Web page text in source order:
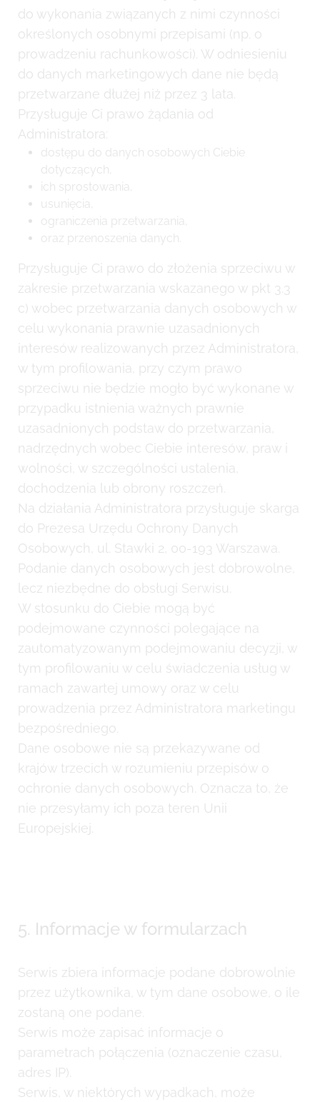
do wykonania związanych z nimi czynności
określonych osobnymi przepisami (np. o
prowadzeniu rachunkowości). W odniesieniu
do danych marketingowych dane nie będą
przetwarzane dłużej niż przez 3 lata.
Przysługuje Ci prawo żądania od
Administratora:
dostępu do danych osobowych Ciebie
dotyczących,
ich sprostowania,
usunięcia,
ograniczenia przetwarzania,
oraz przenoszenia danych.
Przysługuje Ci prawo do złożenia sprzeciwu w
zakresie przetwarzania wskazanego w pkt 3.3
c) wobec przetwarzania danych osobowych w
celu wykonania prawnie uzasadnionych
interesów realizowanych przez Administratora,
w tym profilowania, przy czym prawo
sprzeciwu nie będzie mogło być wykonane w
przypadku istnienia ważnych prawnie
uzasadnionych podstaw do przetwarzania,
nadrzędnych wobec Ciebie interesów, praw i
wolności, w szczególności ustalenia,
dochodzenia lub obrony roszczeń.
Na działania Administratora przysługuje skarga
do Prezesa Urzędu Ochrony Danych
Osobowych, ul. Stawki 2, 00-193 Warszawa.
Podanie danych osobowych jest dobrowolne,
lecz niezbędne do obsługi Serwisu.
W stosunku do Ciebie mogą być
podejmowane czynności polegające na
zautomatyzowanym podejmowaniu decyzji, w
tym profilowaniu w celu świadczenia usług w
ramach zawartej umowy oraz w celu
prowadzenia przez Administratora marketingu
bezpośredniego.
Dane osobowe nie są przekazywane od
krajów trzecich w rozumieniu przepisów o
ochronie danych osobowych. Oznacza to, że
nie przesyłamy ich poza teren Unii
Europejskiej.
5. Informacje w formularzach
Serwis zbiera informacje podane dobrowolnie
przez użytkownika, w tym dane osobowe, o ile
zostaną one podane.
Serwis może zapisać informacje o
parametrach połączenia (oznaczenie czasu,
adres IP).
Serwis, w niektórych wypadkach, może